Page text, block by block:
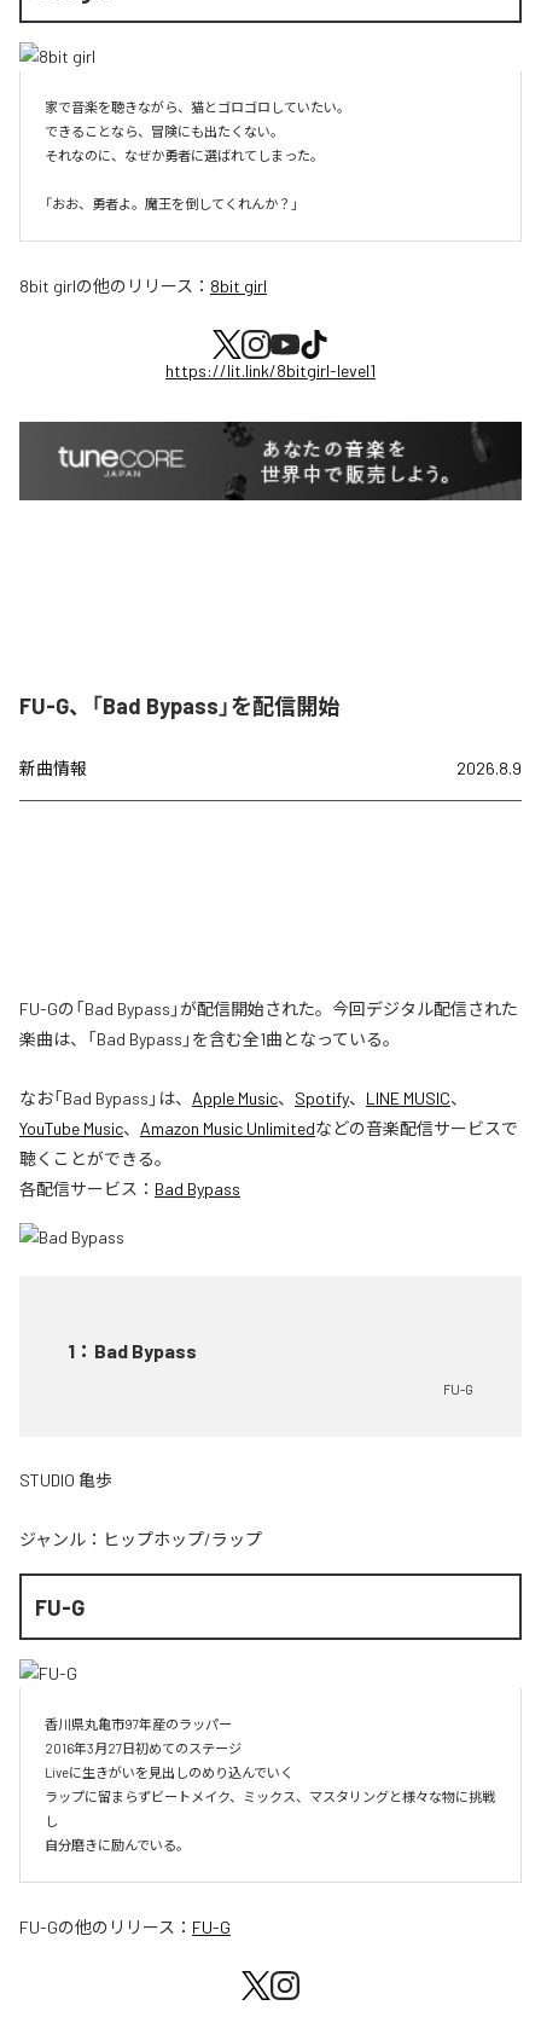
家で音楽を聴きながら、猫とゴロゴロしていたい。
できることなら、冒険にも出たくない。
それなのに、なぜか勇者に選ばれてしまった。
8bit girlの他のリリース： 8bit girl
https://lit.link/8bitgirl-level1
FU-G、「Bad Bypass」を配信開始
新曲情報 2026.8.9
FU-Gの「Bad Bypass」が配信開始された。今回デジタル配信された
楽曲は、「Bad Bypass」を含む全1曲となっている。
なお「Bad Bypass 」は、 Apple Music、 Spotify、 LINE MUSIC、
YouTube Music、 Amazon Music Unlimitedなどの音楽配信サービスで
聴くことができる。
各配信サービス： Bad Bypass
1 ： Bad Bypass
FU-G
STUDIO 亀歩
ジャンル： ヒップホップ/ラップ
FU-G
香川県丸亀市97年産のラッパー
2016年3月27日初めてのステージ
Liveに生きがいを見出しのめり込んでいく
ラップに留まらずビートメイク、ミックス、マスタリングと様々な物に挑戦
し
自分磨きに励んでいる。
FU-Gの他のリリース： FU-G